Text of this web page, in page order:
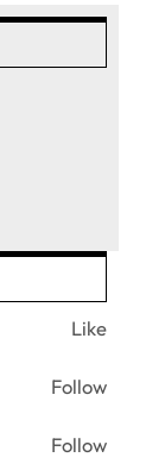
Like
Follow
Follow